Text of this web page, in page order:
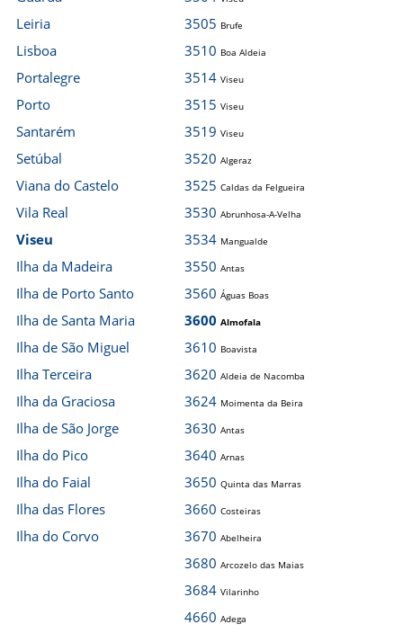
Leiria
Lisboa
Portalegre
Porto
Santarém
Setúbal
Viana do Castelo
Vila Real
Viseu
Ilha da Madeira
Ilha de Porto Santo
Ilha de Santa Maria
Ilha de São Miguel
Ilha Terceira
Ilha da Graciosa
Ilha de São Jorge
Ilha do Pico
Ilha do Faial
Ilha das Flores
Ilha do Corvo
3505 Brufe
3510 Boa Aldeia
3514 Viseu
3515 Viseu
3519 Viseu
3520 Algeraz
3525 Caldas da Felgueira
3530 Abrunhosa-A-Velha
3534 Mangualde
3550 Antas
3560 Águas Boas
3600 Almofala
3610 Boavista
3620 Aldeia de Nacomba
3624 Moimenta da Beira
3630 Antas
3640 Arnas
3650 Quinta das Marras
3660 Costeiras
3670 Abelheira
3680 Arcozelo das Maias
3684 Vilarinho
4660 Adega